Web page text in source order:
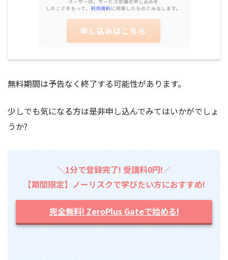
無料期間は予告なく終了する可能性があります。
少しでも気になる方は是非申し込んでみてはいかがでしょ
うか?
＼1分で登録完了! 受講料0円!／
【期間限定】ノーリスクで学びたい方におすすめ!
完全無料! ZeroPlus Gateで始める!